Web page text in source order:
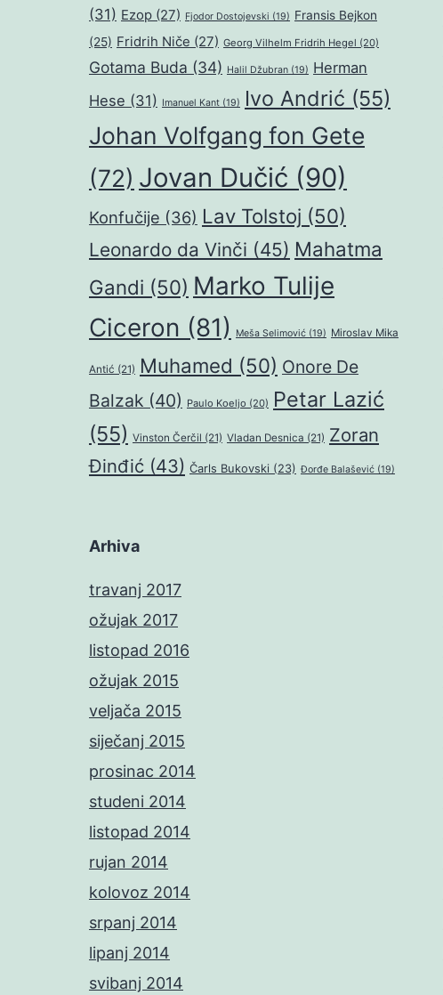
(31) Ezop (27) Fjodor Dostojevski (19) Fransis Bejkon
(25) Fridrih Niče (27) Georg Vilhelm Fridrih Hegel (20)
Gotama Buda (34) Halil Džubran (19) Herman
Hese (31) Imanuel Kant (19) Ivo Andrić (55)
Johan Volfgang fon Gete
(72) Jovan Dučić (90)
Konfučije (36) Lav Tolstoj (50)
Leonardo da Vinči (45) Mahatma
Gandi (50) Marko Tulije
Ciceron (81) Meša Selimović (19) Miroslav Mika
Antić (21) Muhamed (50) Onore De
Balzak (40) Paulo Koeljo (20) Petar Lazić
(55) Vinston Čerčil (21) Vladan Desnica (21) Zoran
Đinđić (43) Čarls Bukovski (23) Đorđe Balašević (19)
Arhiva
travanj 2017
ožujak 2017
listopad 2016
ožujak 2015
veljača 2015
siječanj 2015
prosinac 2014
studeni 2014
listopad 2014
rujan 2014
kolovoz 2014
srpanj 2014
lipanj 2014
svibanj 2014